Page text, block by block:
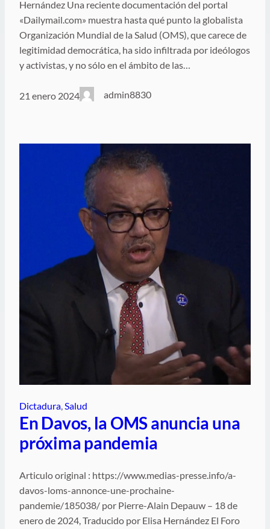
Hernández Una reciente documentación del portal
«Dailymail.com» muestra hasta qué punto la globalista
Organización Mundial de la Salud (OMS), que carece de
legitimidad democrática, ha sido infiltrada por ideólogos
y activistas, y no sólo en el ámbito de las…
21 enero 2024 admin8830
Dictadura, Salud
En Davos, la OMS anuncia una
próxima pandemia
Articulo original : https://www.medias-presse.info/a-
davos-loms-annonce-une-prochaine-
pandemie/185038/ por Pierre-Alain Depauw – 18 de
enero de 2024, Traducido por Elisa Hernández El Foro